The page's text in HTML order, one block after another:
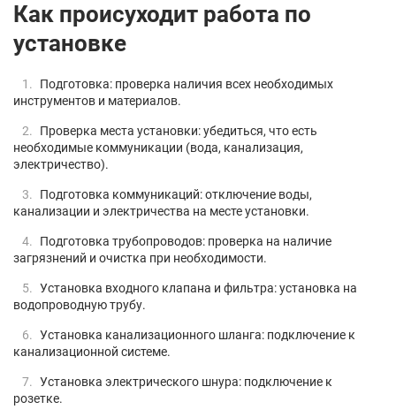
Как происуходит работа по
установке
Подготовка: проверка наличия всех необходимых
инструментов и материалов.
Проверка места установки: убедиться, что есть
необходимые коммуникации (вода, канализация,
электричество).
Подготовка коммуникаций: отключение воды,
канализации и электричества на месте установки.
Подготовка трубопроводов: проверка на наличие
загрязнений и очистка при необходимости.
Установка входного клапана и фильтра: установка на
водопроводную трубу.
Установка канализационного шланга: подключение к
канализационной системе.
Установка электрического шнура: подключение к
розетке.